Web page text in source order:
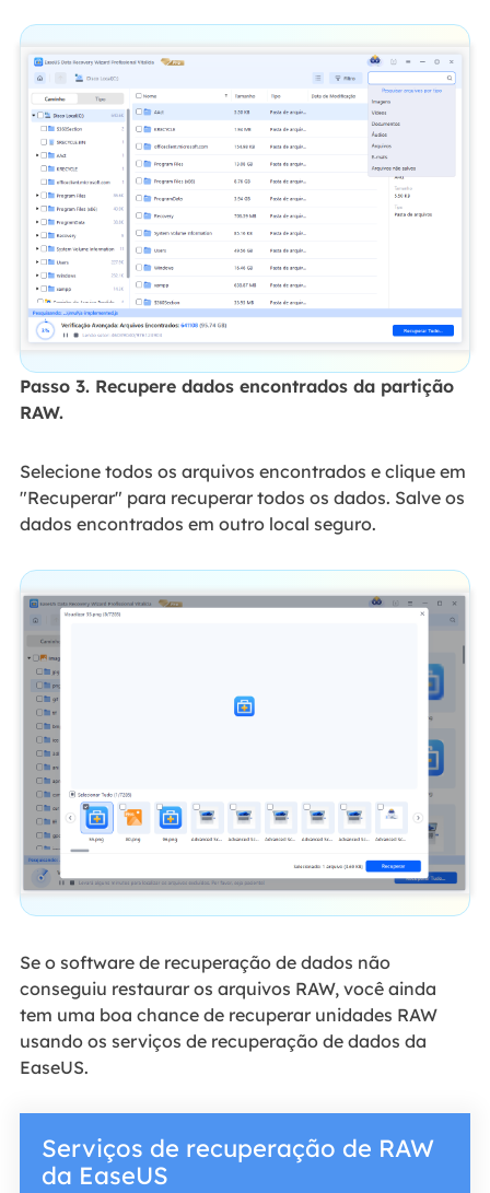
Passo 3. Recupere dados encontrados da partição
RAW.
Selecione todos os arquivos encontrados e clique em
"Recuperar" para recuperar todos os dados. Salve os
dados encontrados em outro local seguro.
Se o software de recuperação de dados não
conseguiu restaurar os arquivos RAW, você ainda
tem uma boa chance de recuperar unidades RAW
usando os serviços de recuperação de dados da
EaseUS.
Serviços de recuperação de RAW
da EaseUS